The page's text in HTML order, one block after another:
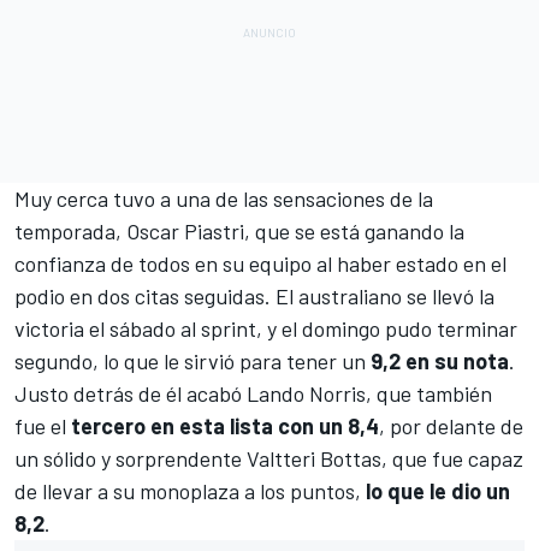
Muy cerca tuvo a una de las sensaciones de la
temporada, Oscar Piastri, que se está ganando la
confianza de todos en su equipo al haber estado en el
podio en dos citas seguidas. El australiano se llevó la
victoria el sábado al sprint, y el domingo pudo terminar
segundo, lo que le sirvió para tener un 9,2 en su nota.
Justo detrás de él acabó Lando Norris, que también
fue el tercero en esta lista con un 8,4, por delante de
un sólido y sorprendente Valtteri Bottas, que fue capaz
de llevar a su monoplaza a los puntos, lo que le dio un
8,2.